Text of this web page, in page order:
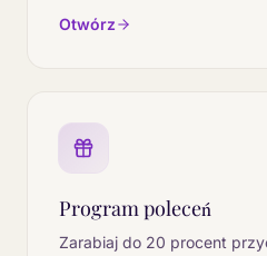
Otwórz
Program poleceń
Zarabiaj do 20 procent